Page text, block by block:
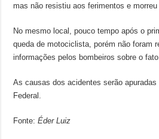
mas não resistiu aos ferimentos e morreu
No mesmo local, pouco tempo após o
queda de motociclista, porém não foram
informações pelos bombeiros sobre o fato.
As causas dos acidentes serão
Federal.
Fonte:Éder Luiz